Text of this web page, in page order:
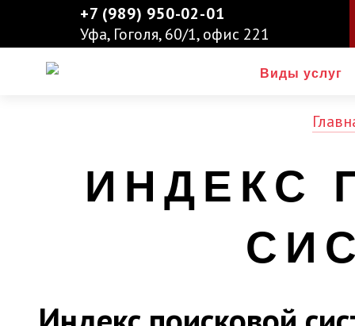
+7 (989) 950-02-01
Уфа, Гоголя, 60/1, офис 221
Виды услуг
ИНДЕКС